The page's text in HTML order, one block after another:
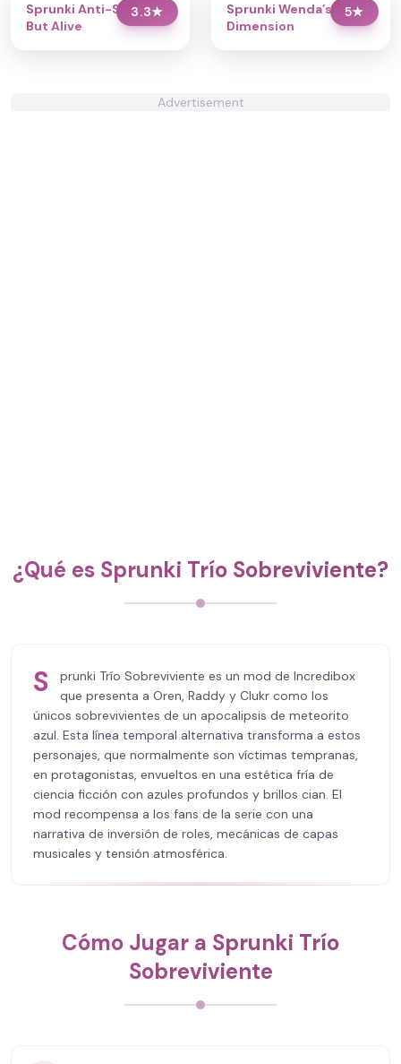
3.3★
Sprunki Anti-Shifted
But Alive
5★
Sprunki Wenda’s
Dimension
Advertisement
¿Qué es Sprunki Trío Sobreviviente?
S
prunki Trío Sobreviviente es un mod de Incredibox
que presenta a Oren, Raddy y Clukr como los
únicos sobrevivientes de un apocalipsis de meteorito
azul. Esta línea temporal alternativa transforma a estos
personajes, que normalmente son víctimas tempranas,
en protagonistas, envueltos en una estética fría de
ciencia ficción con azules profundos y brillos cian. El
mod recompensa a los fans de la serie con una
narrativa de inversión de roles, mecánicas de capas
musicales y tensión atmosférica.
Cómo Jugar a Sprunki Trío
Sobreviviente